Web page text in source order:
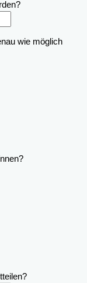
wie möglich